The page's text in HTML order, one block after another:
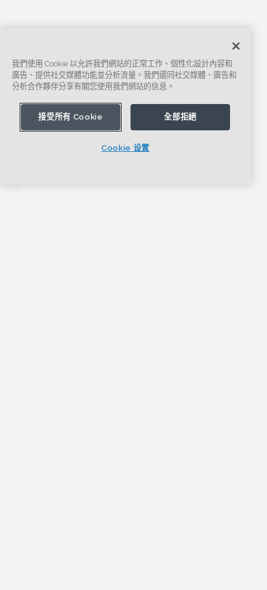
我們使用 Cookie 以允許我們網站的正常工作、個性化設計內容和
廣告、提供社交媒體功能並分析流量。我們還同社交媒體、廣告和
分析合作夥伴分享有關您使用我們網站的信息。
接受所有 Cookie 全部拒絕
Cookie 设置